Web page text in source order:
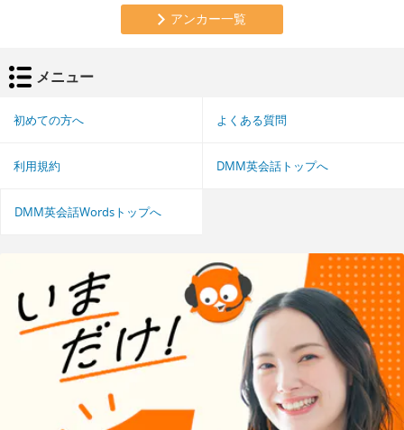
アンカー一覧
メニュー
初めての方へ よくある質問
利用規約 DMM英会話トップへ
DMM英会話Wordsトップへ